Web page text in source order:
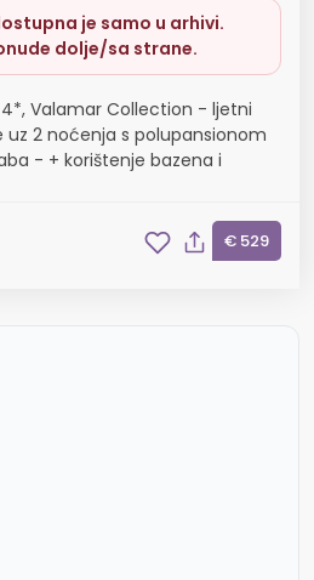
je samo u arhivi.
dolje/sa strane.
Valamar Collection - ljetni
2 noćenja s polupansionom
- + korištenje bazena i
€ 529